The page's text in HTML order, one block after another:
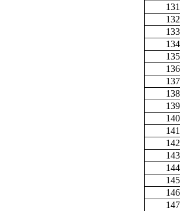
131
132
133
134
135
136
137
138
139
140
141
142
143
144
145
146
147